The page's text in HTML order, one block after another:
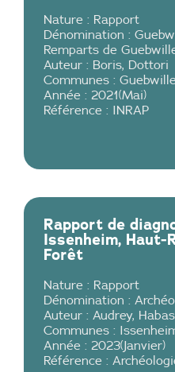
Nature : Rapport
Dénomination :
Remparts de
Auteur : Boris, Dottori
Communes :
Année : 2021(Mai)
Référence :
INRAP
Rapport de
Issenheim, Haut-
Forêt
Nature : Rapport
Dénomination :
Auteur : Audrey,
Communes :
Année : 2023( Janvier)
Référence :